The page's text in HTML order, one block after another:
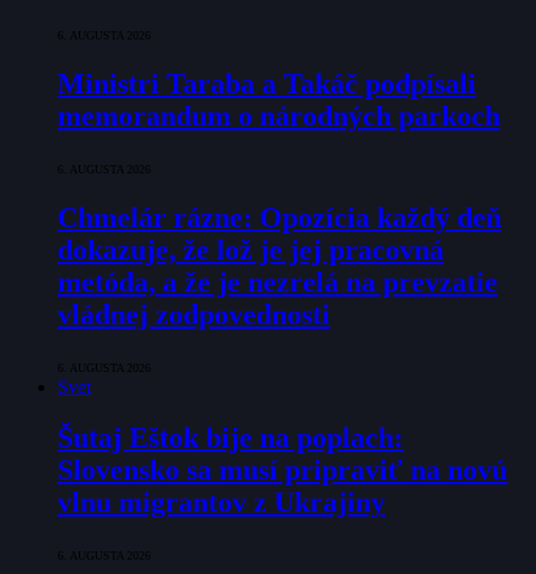
6. AUGUSTA 2026
Ministri Taraba a Takáč podpísali
memorandum o národných parkoch
6. AUGUSTA 2026
Chmelár rázne: Opozícia každý deň
dokazuje, že lož je jej pracovná
metóda, a že je nezrelá na prevzatie
vládnej zodpovednosti
6. AUGUSTA 2026
Svet
Šutaj Eštok bije na poplach:
Slovensko sa musí pripraviť na novú
vlnu migrantov z Ukrajiny
6. AUGUSTA 2026